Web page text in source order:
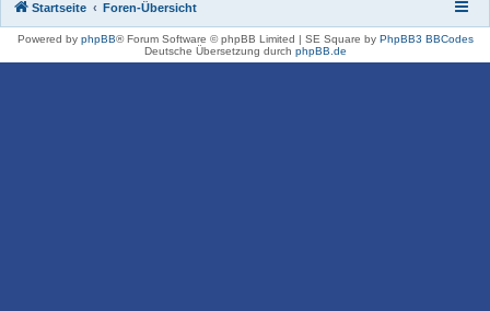
Startseite Foren-Übersicht
Powered by phpBB® Forum Software © phpBB Limited | SE Square by PhpBB3 BBCodes
Deutsche Übersetzung durch phpBB.de